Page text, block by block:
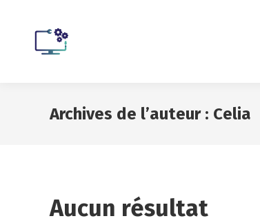
Archives de l’auteur : Celia
Aucun résultat